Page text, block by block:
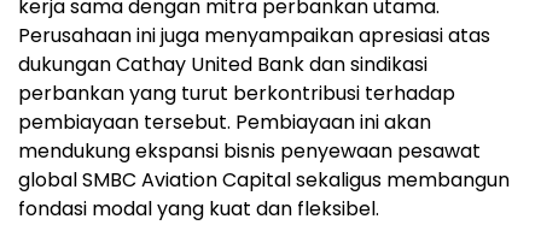
kerja sama dengan mitra perbankan utama.
Perusahaan ini juga menyampaikan apresiasi atas
dukungan Cathay United Bank dan sindikasi
perbankan yang turut berkontribusi terhadap
pembiayaan tersebut. Pembiayaan ini akan
mendukung ekspansi bisnis penyewaan pesawat
global SMBC Aviation Capital sekaligus membangun
fondasi modal yang kuat dan fleksibel.